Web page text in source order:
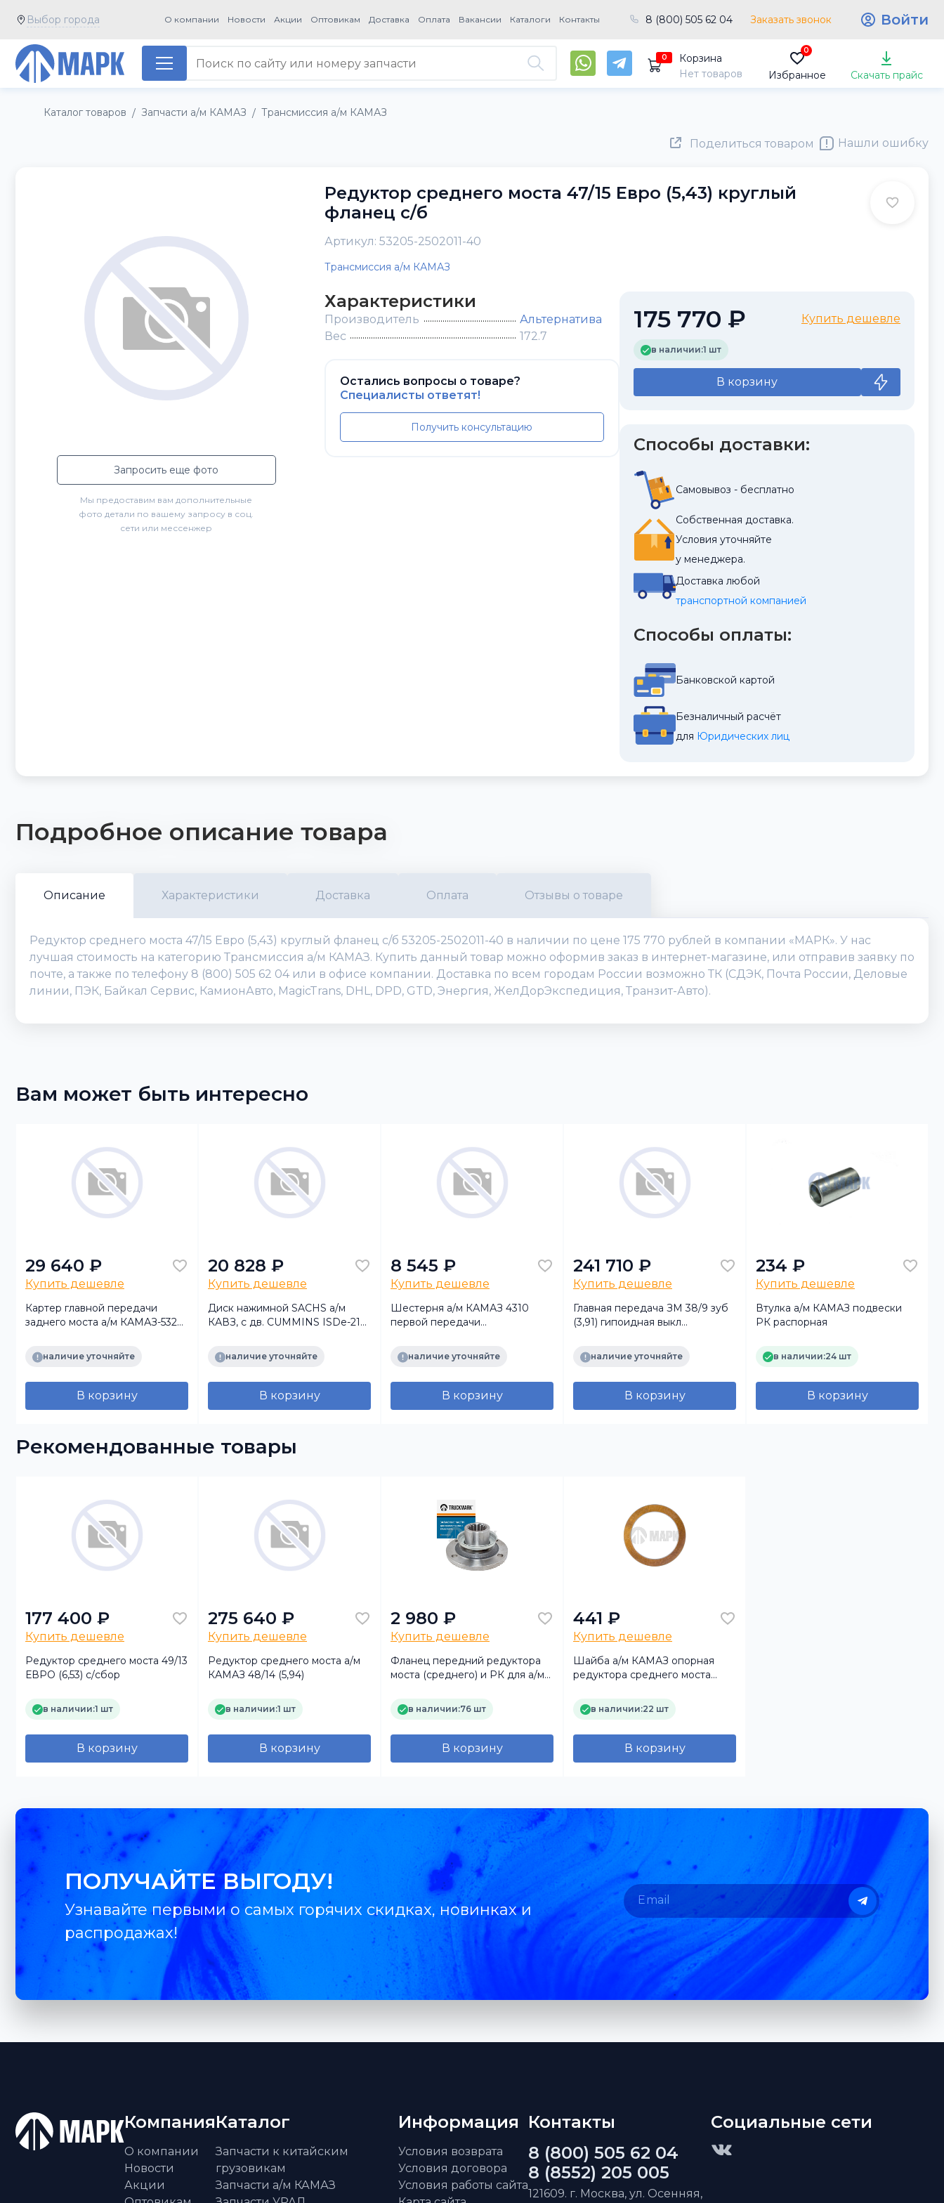
Выбор города О компании Новости Акции Оптовикам Доставка Оплата Вакансии Каталоги Контакты 8 (800) 505 62 04 Заказать звонок Войти
0
Корзина
Нет товаров
0
Избранное Скачать прайс
Каталог товаров / Запчасти а/м КАМАЗ / Трансмиссия а/м КАМАЗ
Поделиться товаром Нашли ошибку
Запросить еще фото
Мы предоставим вам дополнительные
фото детали по вашему запросу в соц.
сети или мессенжер
Редуктор среднего моста 47/15 Евро (5,43) круглый
фланец с/б
Артикул: 53205-2502011-40
Трансмиссия а/м КАМАЗ
Характеристики
Производитель
Альтернатива
Вес
172.7
Остались вопросы о товаре?
Специалисты ответят!
Получить консультацию
175 770 ₽ Купить дешевле
в наличии:1 шт
В корзину
Способы доставки:
Самовывоз - бесплатно
Собственная доставка.
Условия уточняйте
у менеджера.
Доставка любой
транспортной компанией
Способы оплаты:
Банковской картой
Безналичный расчёт
для Юридических лиц
Подробное описание товара
Описание Характеристики Доставка Оплата Отзывы о товаре
Редуктор среднего моста 47/15 Евро (5,43) круглый фланец с/б 53205-2502011-40 в наличии по цене 175 770 рублей в компании «МАРК». У нас
лучшая стоимость на категорию Трансмиссия а/м КАМАЗ. Купить данный товар можно оформив заказ в интернет-магазине, или отправив заявку по
почте, а также по телефону 8 (800) 505 62 04 или в офисе компании. Доставка по всем городам России возможно ТК (СДЭК, Почта России, Деловые
линии, ПЭК, Байкал Сервис, КамионАвто, MagicTrans, DHL, DPD, GTD, Энергия, ЖелДорЭкспедиция, Транзит-Авто).
Вам может быть интересно
29 640 ₽
Купить дешевле
Картер главной передачи
заднего моста а/м КАМАЗ-5320
наличие уточняйте
В корзину
20 828 ₽
Купить дешевле
Диск нажимной SACHS а/м
КАВЗ, с дв. CUMMINS ISDe-210
КИТАЙ)
наличие уточняйте
В корзину
8 545 ₽
Купить дешевле
Шестерня а/м КАМАЗ 4310
первой передачи
(альтернатива)
наличие уточняйте
В корзину
241 710 ₽
Купить дешевле
Главная передача ЗМ 38/9 зуб
(3,91) гипоидная выкл
наличие уточняйте
В корзину
234 ₽
Купить дешевле
Втулка а/м КАМАЗ подвески
РК распорная
в наличии:24 шт
В корзину
Рекомендованные товары
177 400 ₽
Купить дешевле
Редуктор среднего моста 49/13
ЕВРО (6,53) с/сбор
в наличии:1 шт
В корзину
275 640 ₽
Купить дешевле
Редуктор среднего моста а/м
КАМАЗ 48/14 (5,94)
в наличии:1 шт
В корзину
2 980 ₽
Купить дешевле
Фланец передний редуктора
моста (среднего) и РК для а/м
в наличии:76 шт
В корзину
441 ₽
Купить дешевле
Шайба а/м КАМАЗ опорная
редуктора среднего моста
в наличии:22 шт
В корзину
ПОЛУЧАЙТЕ ВЫГОДУ!
Узнавайте первыми о самых горячих скидках, новинках и
распродажах!
Компания
О компании
Новости
Акции
Каталог
Запчасти к китайским
грузовикам
Запчасти а/м КАМАЗ
Информация
Условия возврата
Условия договора
Условия работы сайта
Контакты
8 (800) 505 62 04
8 (8552) 205 005
121609. г. Москва, ул. Осенняя,
Социальные сети